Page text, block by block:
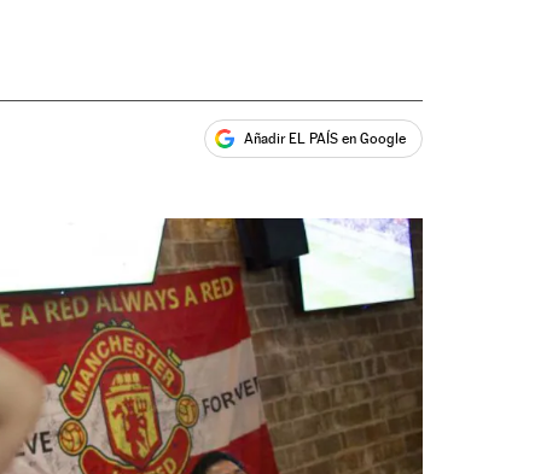
Añadir EL PAÍS en Google